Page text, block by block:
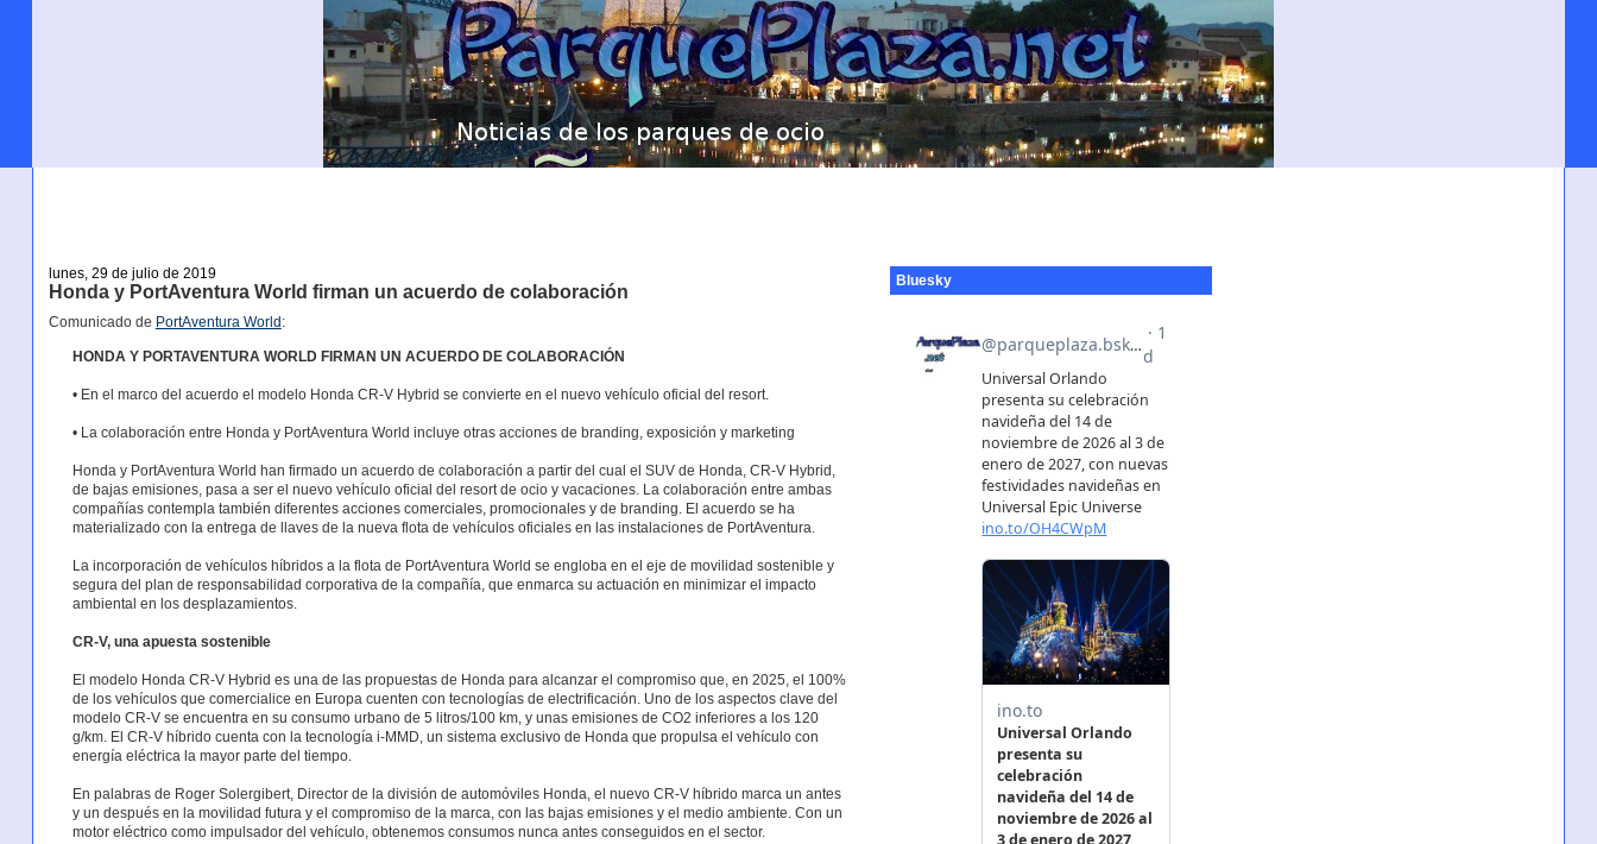
lunes, 29 de julio de 2019
Honda y PortAventura World firman un acuerdo de colaboración
Comunicado de PortAventura World :
HONDA Y PORTAVENTURA WORLD FIRMAN UN ACUERDO DE COLABORACIÓN
• En el marco del acuerdo el modelo Honda CR-V Hybrid se convierte en el nuevo vehículo oficial del resort.
• La colaboración entre Honda y PortAventura World incluye otras acciones de branding, exposición y marketing
Honda y PortAventura World han firmado un acuerdo de colaboración a partir del cual el SUV de Honda, CR-V Hybrid,
de bajas emisiones, pasa a ser el nuevo vehículo oficial del resort de ocio y vacaciones. La colaboración entre ambas
compañías contempla también diferentes acciones comerciales, promocionales y de branding. El acuerdo se ha
materializado con la entrega de llaves de la nueva flota de vehículos oficiales en las instalaciones de PortAventura.
La incorporación de vehículos híbridos a la flota de PortAventura World se engloba en el eje de movilidad sostenible y
segura del plan de responsabilidad corporativa de la compañía, que enmarca su actuación en minimizar el impacto
ambiental en los desplazamientos.
CR-V, una apuesta sostenible
El modelo Honda CR-V Hybrid es una de las propuestas de Honda para alcanzar el compromiso que, en 2025, el 100%
de los vehículos que comercialice en Europa cuenten con tecnologías de electrificación. Uno de los aspectos clave del
modelo CR-V se encuentra en su consumo urbano de 5 litros/100 km, y unas emisiones de CO2 inferiores a los 120
g/km. El CR-V híbrido cuenta con la tecnología i-MMD, un sistema exclusivo de Honda que propulsa el vehículo con
energía eléctrica la mayor parte del tiempo.
En palabras de Roger Solergibert, Director de la división de automóviles Honda, el nuevo CR-V híbrido marca un antes
y un después en la movilidad futura y el compromiso de la marca, con las bajas emisiones y el medio ambiente. Con un
motor eléctrico como impulsador del vehículo, obtenemos consumos nunca antes conseguidos en el sector.
Bluesky